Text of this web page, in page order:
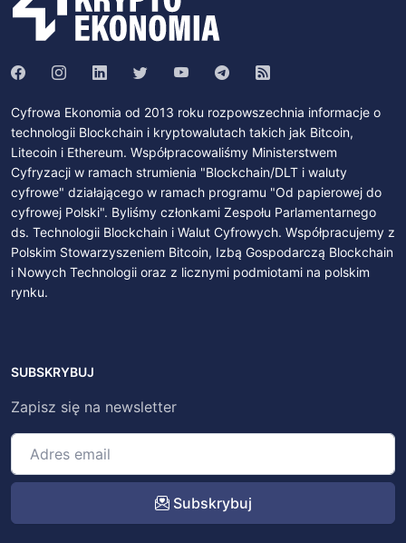
Cyfrowa Ekonomia od 2013 roku rozpowszechnia informacje o
technologii Blockchain i kryptowalutach takich jak Bitcoin,
Litecoin i Ethereum. Współpracowaliśmy Ministerstwem
Cyfryzacji w ramach strumienia "Blockchain/DLT i waluty
cyfrowe" działającego w ramach programu "Od papierowej do
cyfrowej Polski". Byliśmy członkami Zespołu Parlamentarnego
ds. Technologii Blockchain i Walut Cyfrowych. Współpracujemy z
Polskim Stowarzyszeniem Bitcoin, Izbą Gospodarczą Blockchain
i Nowych Technologii oraz z licznymi podmiotami na polskim
rynku.
SUBSKRYBUJ
Zapisz się na newsletter
Subskrybuj